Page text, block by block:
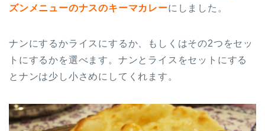
ズンメニューのナスのキーマカレーにしました。
ナンにするかライスにするか、もしくはその2つをセッ
トにするかを選べます。ナンとライスをセットにする
とナンは少し小さめにしてくれます。